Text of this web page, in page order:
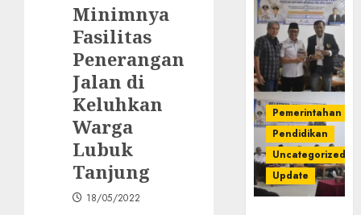
Minimnya
Fasilitas
Penerangan
Jalan di
Keluhkan
Warga
Lubuk
Tanjung
18/05/2022
Pemerintahan
Pendidikan
Uncategorized
Update